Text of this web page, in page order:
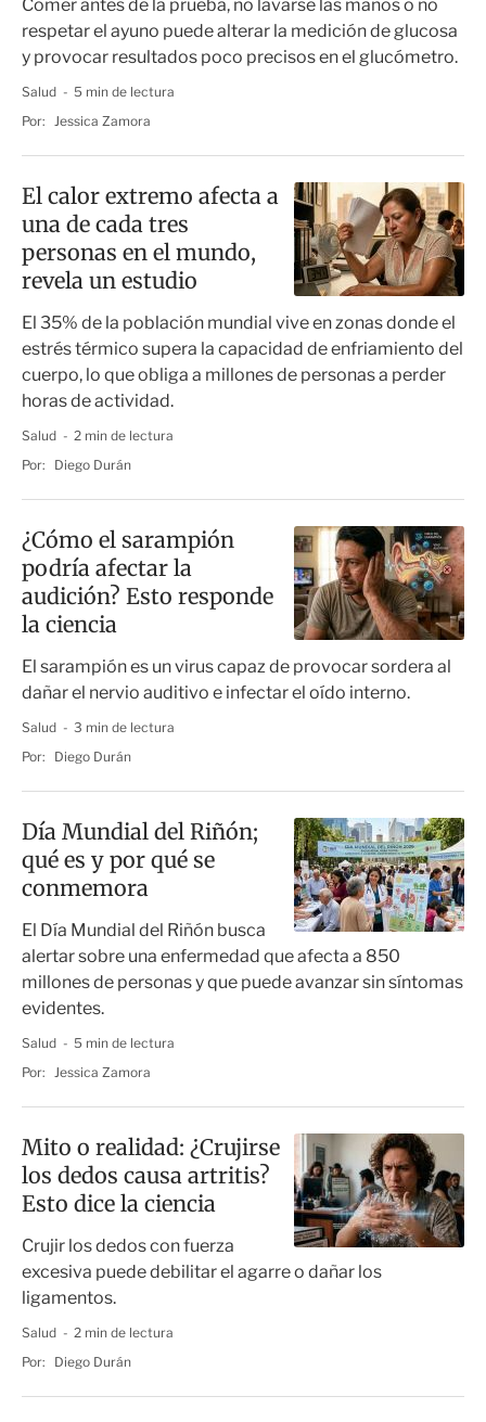
Comer antes de la prueba, no lavarse las manos o no
respetar el ayuno puede alterar la medición de glucosa
y provocar resultados poco precisos en el glucómetro.
Salud
5 min de lectura
Por: Jessica Zamora
El calor extremo afecta a
una de cada tres
personas en el mundo,
revela un estudio
El 35% de la población mundial vive en zonas donde el
estrés térmico supera la capacidad de enfriamiento del
cuerpo, lo que obliga a millones de personas a perder
horas de actividad.
Salud
2 min de lectura
Por:
Diego Durán
¿Cómo el sarampión
podría afectar la
audición? Esto responde
la ciencia
El sarampión es un virus capaz de provocar sordera al
dañar el nervio auditivo e infectar el oído interno.
Salud
3 min de lectura
Por:
Diego Durán
Día Mundial del Riñón;
qué es y por qué se
conmemora
El Día Mundial del Riñón busca
alertar sobre una enfermedad que afecta a 850
millones de personas y que puede avanzar sin síntomas
evidentes.
Salud
5 min de lectura
Por: Jessica Zamora
Mito o realidad: ¿Crujirse
los dedos causa artritis?
Esto dice la ciencia
Crujir los dedos con fuerza
excesiva puede debilitar el agarre o dañar los
ligamentos.
Salud
2 min de lectura
Por:
Diego Durán